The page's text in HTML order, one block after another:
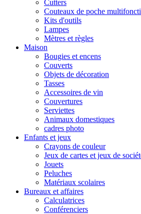
Cutters
Couteaux de poche
Kits d'outils
Lampes
Mètres et règles
Maison
Bougies et encens
Couverts
Objets de décoration
Tasses
Accessoires de vin
Couvertures
Serviettes
Animaux domestiques
cadres photo
Enfants et jeux
Crayons de couleur
Jeux de cartes et jeux de
Jouets
Peluches
Matériaux scolaires
Bureaux et affaires
Calculatrices
Conférenciers